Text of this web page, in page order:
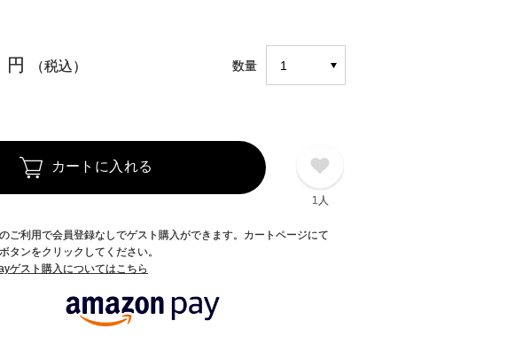
円 （税込） 数量
カートに入れる
1人
ご利用で会員登録なしでゲスト購入ができます。カートページにて
タンをクリックしてください。
ゲスト購入についてはこちら